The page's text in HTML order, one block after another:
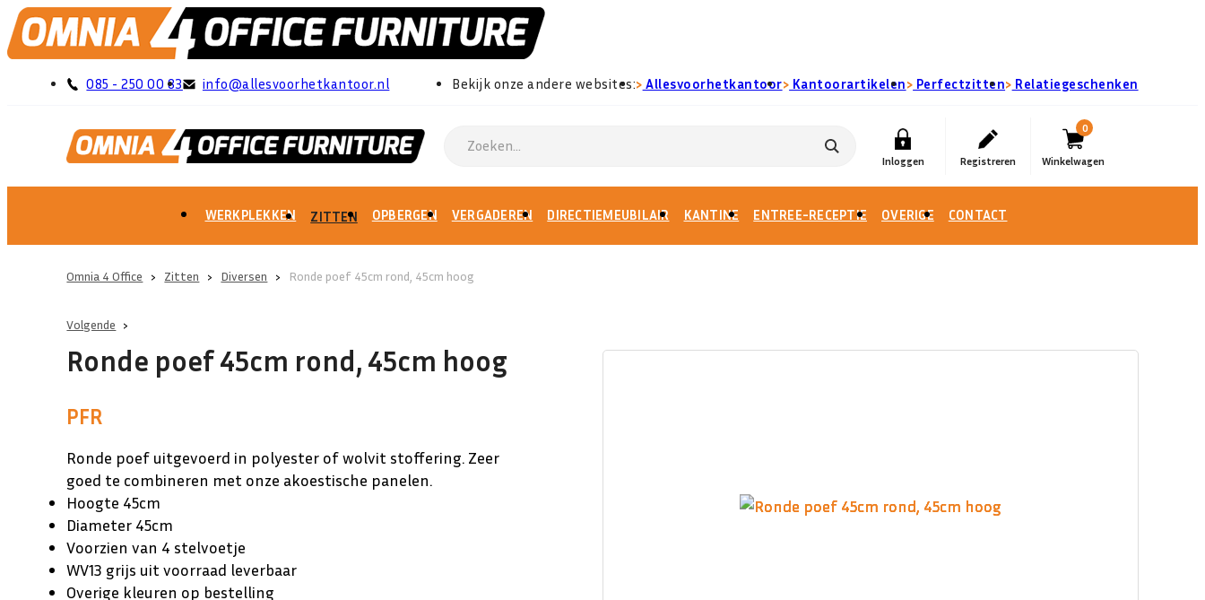
085 - 250 00 83 info@allesvoorhetkantoor.nl Bekijk onze andere websites:› Allesvoorhetkantoor› Kantoorartikelen› Perfectzitten› Relatiegeschenken
0
WERKPLEKKEN ZITTEN OPBERGEN VERGADEREN DIRECTIEMEUBILAIR KANTINE ENTREE-RECEPTIE OVERIGE CONTACT
Omnia 4 Office › Zitten › Diversen › Ronde poef 45cm rond, 45cm hoog
Volgende
Ronde poef 45cm rond, 45cm hoog
PFR
Ronde poef uitgevoerd in polyester of wolvit stoffering. Zeer
goed te combineren met onze akoestische panelen.
Hoogte 45cm
Diameter 45cm
Voorzien van 4 stelvoetje
WV13 grijs uit voorraad leverbaar
Overige kleuren op bestelling